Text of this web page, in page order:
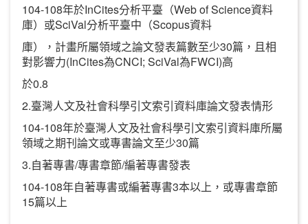
104-108年於InCites分析平臺（Web of Science資料
庫）或SciVal分析平臺中（Scopus資料
庫），計畫所屬領域之論文發表篇數至少30篇，且相
對影響力(InCites為CNCI; SciVal為FWCI)高
於0.8
2.臺灣人文及社會科學引文索引資料庫論文發表情形
104-108年於臺灣人文及社會科學引文索引資料庫所屬
領域之期刊論文或專書論文至少30篇
3.自著專書/專書章節/編著專書發表
104-108年自著專書或編著專書3本以上，或專書章節
15篇以上